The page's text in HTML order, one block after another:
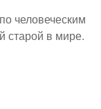
человеческим
старой в мире.